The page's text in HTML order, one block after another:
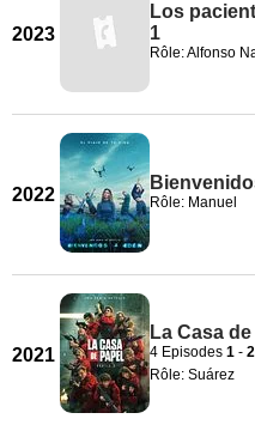
2023
Los
1
Rôle: Alfonso
2022 Rôle: Manuel
2021
La Casa
4 Episodes 1 - 2
Rôle: Suárez